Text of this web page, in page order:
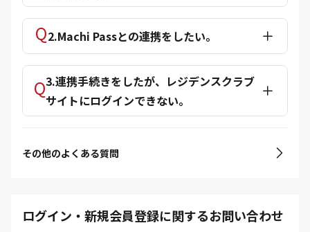
2.Machi Passとの連携をしたい。
3.連携手続きをしたが、レジデンスクラブ
サイトにログインできない。
その他のよくある質問
ログイン・新規会員登録に関するお問い合わせ